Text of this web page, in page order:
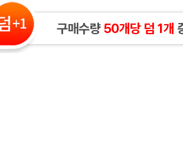
구매수량50개당 덤 1개